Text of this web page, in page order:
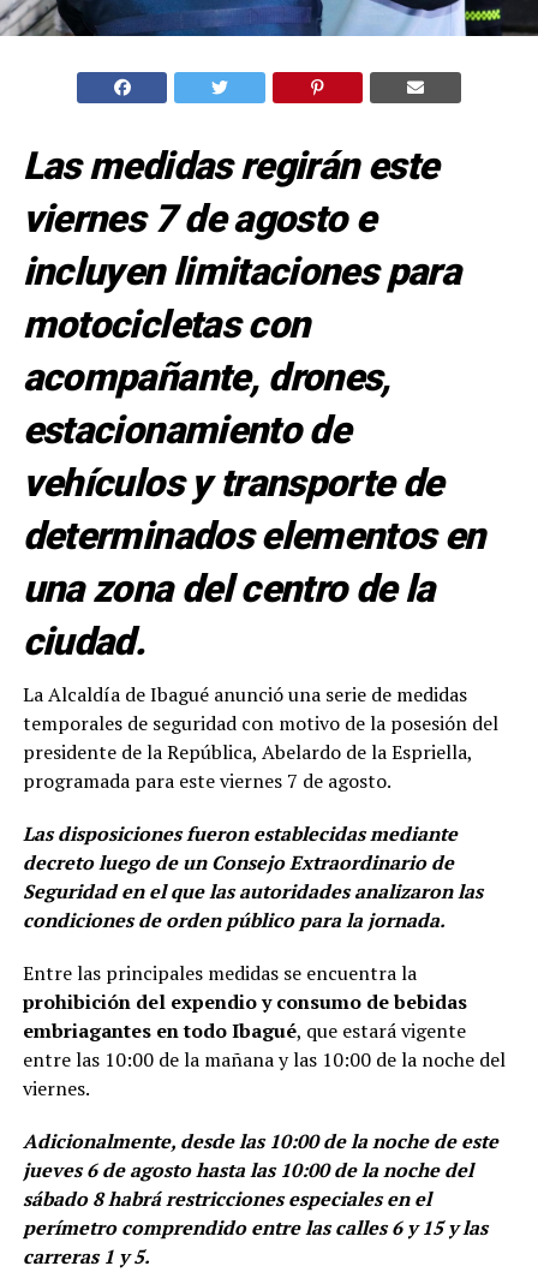
Las medidas regirán este
viernes 7 de agosto e
incluyen limitaciones para
motocicletas con
acompañante, drones,
estacionamiento de
vehículos y transporte de
determinados elementos en
una zona del centro de la
ciudad.
La Alcaldía de Ibagué anunció una serie de medidas
temporales de seguridad con motivo de la posesión del
presidente de la República, Abelardo de la Espriella,
programada para este viernes 7 de agosto.
Las disposiciones fueron establecidas mediante
decreto luego de un Consejo Extraordinario de
Seguridad en el que las autoridades analizaron las
condiciones de orden público para la jornada.
Entre las principales medidas se encuentra la
prohibición del expendio y consumo de bebidas
embriagantes en todo Ibagué, que estará vigente
entre las 10:00 de la mañana y las 10:00 de la noche del
viernes.
Adicionalmente, desde las 10:00 de la noche de este
jueves 6 de agosto hasta las 10:00 de la noche del
sábado 8 habrá restricciones especiales en el
perímetro comprendido entre las calles 6 y 15 y las
carreras 1 y 5.